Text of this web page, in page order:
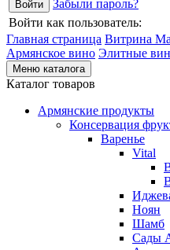
Забыли пароль?
Войти как пользователь:
Главная страница Витрина
Армянское вино Элитные
Меню каталога
Каталог товаров
Армянские продукты
Консервация
Варенье
Vital
Ноян
Шамб
Сады